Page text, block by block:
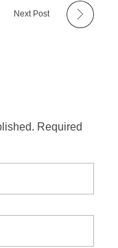
Next Post
Required